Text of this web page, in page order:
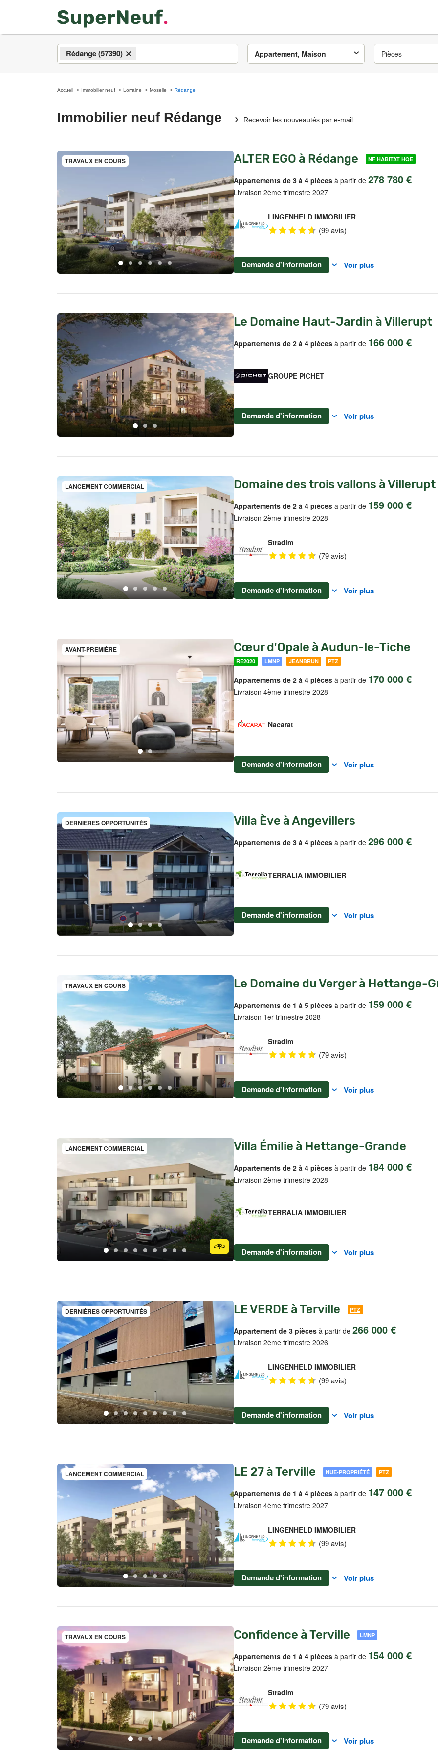
×
Rédange (57390) Appartement, Maison Pièces
Accueil Immobilier neuf Lorraine Moselle Rédange
Immobilier neuf Rédange Recevoir les nouveautés par e-mail
TRAVAUX EN COURS ALTER EGO à Rédange NF HABITAT HQE
Appartements de 3 à 4 pièces à partir de 278 780 €
Livraison 2ème trimestre 2027
LINGENHELD IMMOBILIER
(99 avis)
Demande d'information Voir plus
Le Domaine Haut-Jardin à Villerupt
Appartements de 2 à 4 pièces à partir de 166 000 €
GROUPE PICHET
Demande d'information Voir plus
LANCEMENT COMMERCIAL Domaine des trois vallons à Villerupt
Appartements de 2 à 4 pièces à partir de 159 000 €
Livraison 2ème trimestre 2028
Stradim
(79 avis)
Demande d'information Voir plus
AVANT-PREMIÈRE Cœur d'Opale à Audun-le-Tiche
RE2020 LMNP JEANBRUN PTZ
Appartements de 2 à 4 pièces à partir de 170 000 €
Livraison 4ème trimestre 2028
Nacarat
Demande d'information Voir plus
DERNIÈRES OPPORTUNITÉS Villa Ève à Angevillers
Appartements de 3 à 4 pièces à partir de 296 000 €
TERRALIA IMMOBILIER
Demande d'information Voir plus
TRAVAUX EN COURS Le Domaine du Verger à Hettange-
Appartements de 1 à 5 pièces à partir de 159 000 €
Livraison 1er trimestre 2028
Stradim
(79 avis)
Demande d'information Voir plus
LANCEMENT COMMERCIAL Villa Émilie à Hettange-Grande
Appartements de 2 à 4 pièces à partir de 184 000 €
Livraison 2ème trimestre 2028
TERRALIA IMMOBILIER
Demande d'information Voir plus
DERNIÈRES OPPORTUNITÉS LE VERDE à Terville PTZ
Appartement de 3 pièces à partir de 266 000 €
Livraison 2ème trimestre 2026
LINGENHELD IMMOBILIER
(99 avis)
Demande d'information Voir plus
LANCEMENT COMMERCIAL LE 27 à Terville NUE-PROPRIÉTÉ PTZ
Appartements de 1 à 4 pièces à partir de 147 000 €
Livraison 4ème trimestre 2027
LINGENHELD IMMOBILIER
(99 avis)
Demande d'information Voir plus
TRAVAUX EN COURS Confidence à Terville LMNP
Appartements de 1 à 4 pièces à partir de 154 000 €
Livraison 2ème trimestre 2027
Stradim
(79 avis)
Demande d'information Voir plus